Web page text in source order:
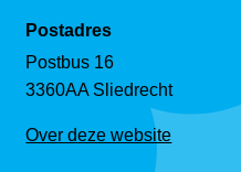
Postadres
Postbus 16
3360AA Sliedrecht
Over deze website